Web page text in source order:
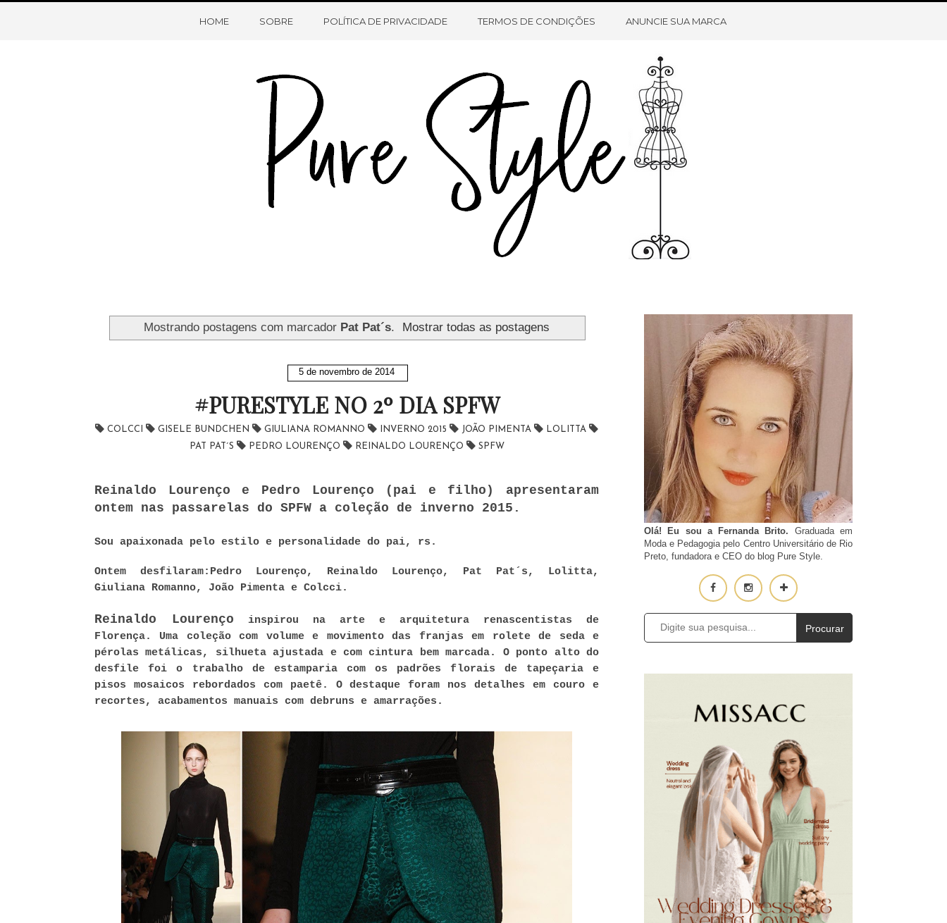
HOME SOBRE O BLOG CONTATO
HOME SOBRE POLÍTICA DE PRIVACIDADE TERMOS DE CONDIÇÕES ANUNCIE SUA MARCA
Mostrando postagens com marcador Pat Pat´s. Mostrar todas as postagens
5 de novembro de 2014
#PURESTYLE NO 2º DIA SPFW
COLCCI GISELE BUNDCHEN GIULIANA ROMANNO INVERNO 2015 JOÃO PIMENTA
LOLITTA
PAT PAT´S
PEDRO LOURENÇO REINALDO LOURENÇO SPFW
Reinaldo Lourenço e Pedro Lourenço (pai e filho) apresentaram
ontem nas passarelas do SPFW a coleção de inverno 2015.
Sou apaixonada pelo estilo e personalidade do pai, rs.
Ontem desfilaram: Pedro Lourenço, Reinaldo Lourenço, Pat Pat´s, Lolitta,
Giuliana Romanno, João Pimenta e Colcci.
Reinaldo Lourenço inspirou na arte e arquitetura renascentistas de
Florença. Uma coleção com volume e movimento das franjas em rolete de seda e
pérolas metálicas, silhueta ajustada e com cintura bem marcada. O ponto alto do
desfile foi o trabalho de estamparia com os padrões florais de tapeçaria e
pisos mosaicos rebordados com paetê. O destaque foram nos detalhes em couro e
recortes, acabamentos manuais com debruns e amarrações.
Olá! Eu sou a Fernanda Brito. Graduada em
Moda e Pedagogia pelo Centro Universitário de Rio
Preto, fundadora e CEO do blog Pure Style.
Procurar